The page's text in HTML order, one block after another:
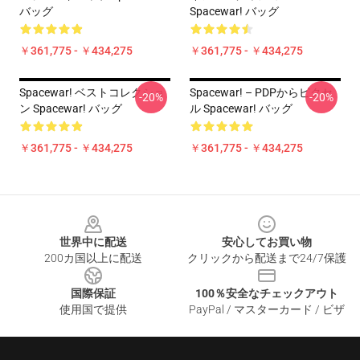
バッグ
￥361,775 - ￥434,275
Spacewar! バッグ
￥361,775 - ￥434,275
Spacewar! ベストコレクショ
ン Spacewar! バッグ
￥361,775 - ￥434,275
-20%
Spacewar! – PDPからピクセ
ル Spacewar! バッグ
￥361,775 - ￥434,275
-20%
世界中に配送
200カ国以上に配送
安心してお買い物
クリックから配送まで24/7保護
国際保証
使用国で提供
100％安全なチェックアウト
PayPal / マスターカード / ビザ